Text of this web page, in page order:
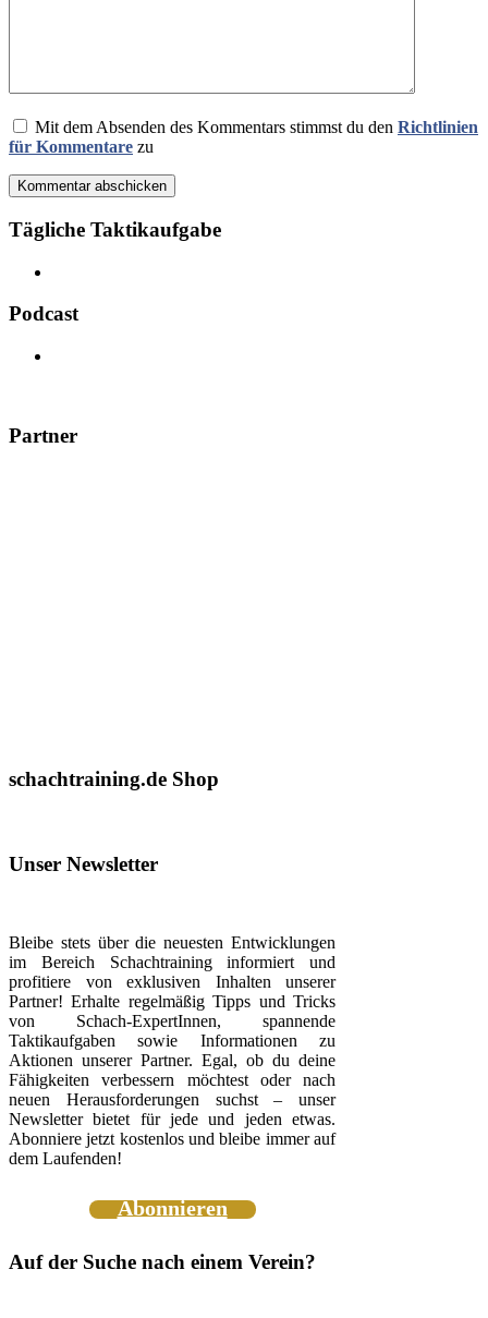
Mit dem Absenden des Kommentars stimmst du den Richtlinien
für Kommentare zu
Kommentar abschicken
Tägliche Taktikaufgabe
Podcast
Partner
schachtraining.de Shop
Unser Newsletter
Bleibe stets über die neuesten Entwicklungen
im Bereich Schachtraining informiert und
profitiere von exklusiven Inhalten unserer
Partner! Erhalte regelmäßig Tipps und Tricks
von Schach-ExpertInnen, spannende
Taktikaufgaben sowie Informationen zu
Aktionen unserer Partner. Egal, ob du deine
Fähigkeiten verbessern möchtest oder nach
neuen Herausforderungen suchst – unser
Newsletter bietet für jede und jeden etwas.
Abonniere jetzt kostenlos und bleibe immer auf
dem Laufenden!
Abonnieren
Auf der Suche nach einem Verein?